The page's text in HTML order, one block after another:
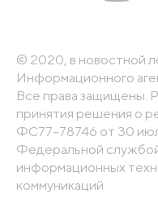
© 2020, в новостной
Информационного
Все права защищены.
принятия решения о
ФС77-78746 от 30
Федеральной службой
информационных
коммуникаций